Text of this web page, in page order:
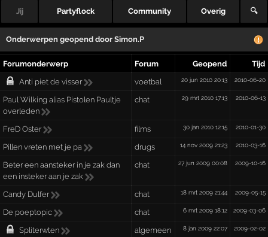
Jij Partyflock Community Overig 🔍
Onderwerpen geopend doorSimon.P
Forumonderwerp Forum Geopend
Tijd
Anti piet de visser
voetbal 20 jun 2010 20:13 2010-06-20
Paul Wilking alias Pistolen Paultje
overleden
chat 29 mrt 2010 17:13 2010-06-13
FreD Oster films 30 jan 2010 12:15 2010-01-30
Pillen vreten met je pa drugs 14 nov 2009 21:23 2010-03-16
Beter een aansteker in je zak dan
een insteker aan je zak
chat 27 jun 2009 00:08 2009-10-16
Candy Dulfer chat 18 mrt 2009 21:44 2009-05-15
De poeptopic chat 6 mrt 2009 18:12 2009-03-06
Spliterwten algemeen 8 jan 2009 22:07 2009-02-02